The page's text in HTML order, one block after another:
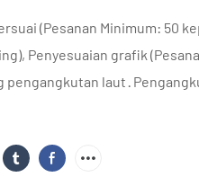
(Pesanan Minimum: 50
Penyesuaian grafik
pengangkutan laut ·